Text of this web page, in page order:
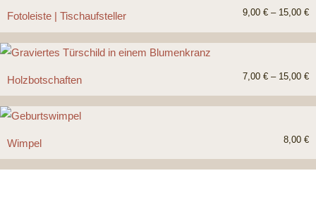
9,00 € – 15,00 €
Fotoleiste | Tischaufsteller
7,00 € – 15,00 €
Holzbotschaften
8,00 €
Wimpel